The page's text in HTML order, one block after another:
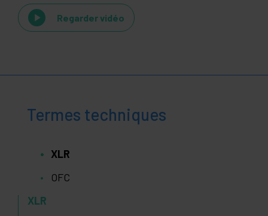
Regarder vidéo
Termes techniques
XLR
OFC
XLR